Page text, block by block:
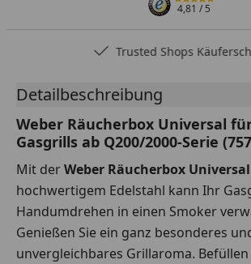
4,81/ 5
Trusted Shops
Detailbeschreibung
Weber Räucherbox Universal
Gasgrills ab Q200/2000-Serie
Mit derWeber Räucherbox Universal
hochwertigem Edelstahl kann Ihr
Handumdrehen in einen Smoker
Genießen Sie ein ganz besonderes
unvergleichbares Grillaroma. Befüllen